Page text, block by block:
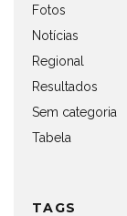
Fotos
Notícias
Regional
Resultados
Sem categoria
Tabela
TAGS